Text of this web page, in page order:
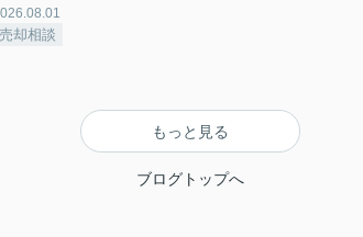
売却相談
もっと見る
ブログトップへ